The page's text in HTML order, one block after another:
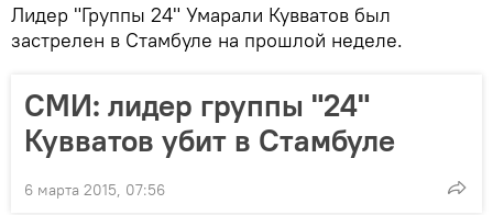
Лидер "Группы 24" Умарали Кувватов был
застрелен в Стамбуле на прошлой неделе.
СМИ: лидер группы "24"
Кувватов убит в Стамбуле
6 марта 2015, 07:56